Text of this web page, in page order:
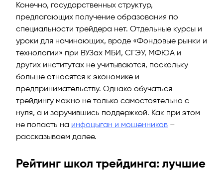
Конечно, государственных структур,
предлагающих получение образования по
специальности трейдера нет. Отдельные курсы и
уроки для начинающих, вроде «Фондовые рынки и
технологии» при ВУЗах МБИ, СГЭУ, МФЮА и
других институтах не учитываются, поскольку
больше относятся к экономике и
предпринимательству. Однако обучаться
трейдингу можно не только самостоятельно с
нуля, а и заручившись поддержкой. Как при этом
не попасть на инфоцыган и мошенников –
рассказываем далее.
Рейтинг школ трейдинга: лучшие